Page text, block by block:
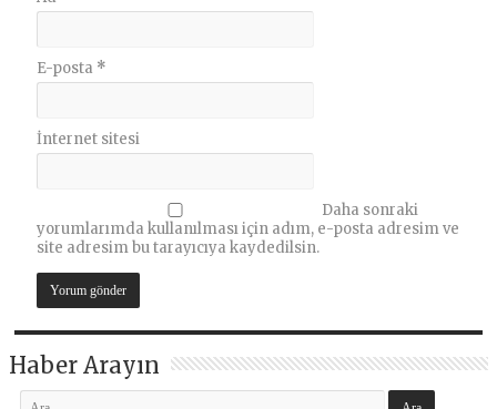
E-posta *
İnternet sitesi
Daha sonraki
yorumlarımda kullanılması için adım, e-posta adresim ve
site adresim bu tarayıcıya kaydedilsin.
Haber Arayın